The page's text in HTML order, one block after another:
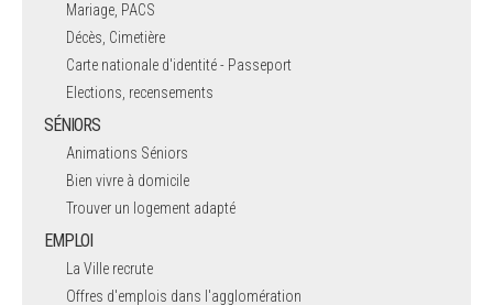
Mariage, PACS
Décès, Cimetière
Carte nationale d'identité - Passeport
Elections, recensements
SÉNIORS
Animations Séniors
Bien vivre à domicile
Trouver un logement adapté
EMPLOI
La Ville recrute
Offres d'emplois dans l'agglomération